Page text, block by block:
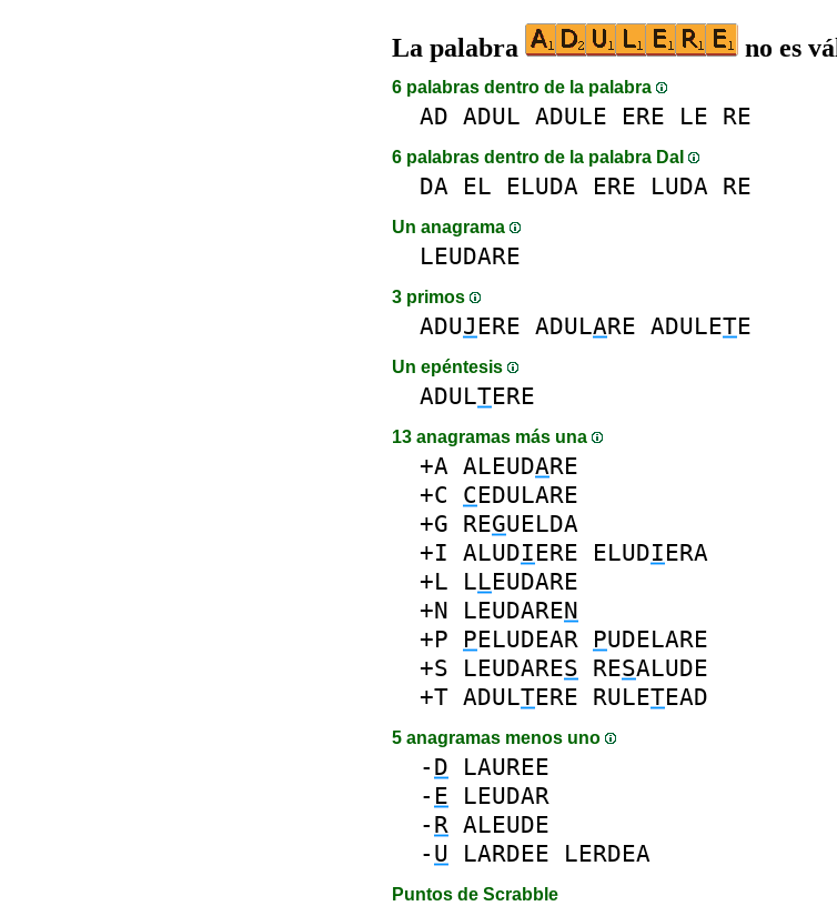
La palabra no es
6 palabras dentro de la palabra
AD ADUL ADULE ERE LE RE
6 palabras dentro de la palabra DaI
DA EL ELUDA ERE LUDA RE
Un anagrama
LEUDARE
3 primos
ADUJ ERE ADULARE ADULETE
Un epéntesis
ADULTERE
13 anagramas más una
+A ALEUDARE
+C CEDULARE
+G REGUELDA
+I ALUDIERE ELUDIERA
+L LLEUDARE
+N LEUDAREN
+P PELUDEAR PUDELARE
+S LEUDARES RESALUDE
+T ADULTERE RULETEAD
5 anagramas menos uno
- D
LAUREE
- E
LEUDAR
- R ALEUDE
- U LARDEE LERDEA
Puntos de Scrabble